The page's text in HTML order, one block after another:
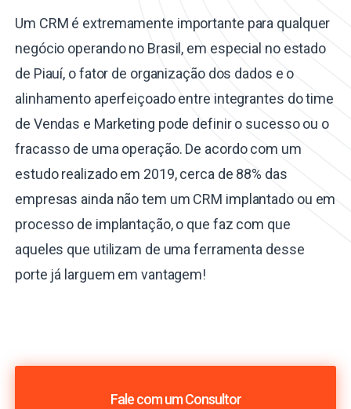
Um CRM é extremamente importante para qualquer
negócio operando no Brasil, em especial no estado
de Piauí, o fator de organização dos dados e o
alinhamento aperfeiçoado entre integrantes do time
de Vendas e Marketing pode definir o sucesso ou o
fracasso de uma operação. De acordo com um
estudo realizado em 2019, cerca de 88% das
empresas ainda não tem um CRM implantado ou em
processo de implantação, o que faz com que
aqueles que utilizam de uma ferramenta desse
porte já larguem em vantagem!
Fale com um Consultor